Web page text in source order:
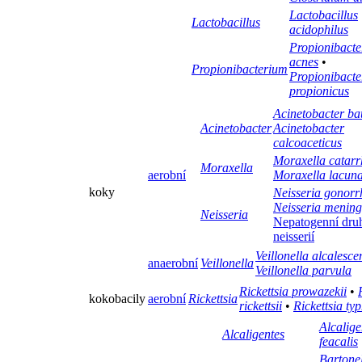
Lactobacillus
Lactobacillus
acidophilus
Propionibacterium
acnes •
propionicus
koky
aerobní
Acinetobacter
Acinetobacter
Acinetobacter
calcoaceticus
Moraxella
Moraxella
Moraxella
Neisseria
Neisseria
Neisseria
Nepatogenní
neisserií
anaerobní Veillonella
Veillonella
Veillonella parvula
kokobacilyaerobní Rickettsia
Rickettsia prowazekii •
rickettsii • Rickettsia
Alcaligentes
feacalis